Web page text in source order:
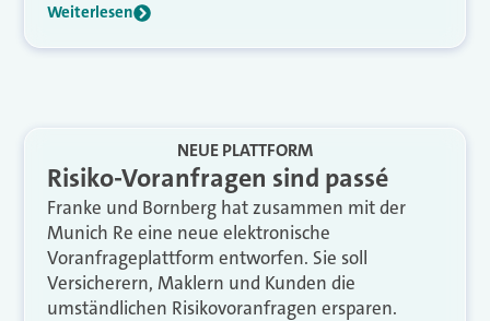
Weiterlesen
NEUE PLATTFORM
Risiko-Voranfragen sind passé
Franke und Bornberg hat zusammen mit der
Munich Re eine neue elektronische
Voranfrageplattform entworfen. Sie soll
Versicherern, Maklern und Kunden die
umständlichen Risikovoranfragen ersparen.